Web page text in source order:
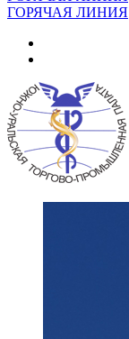
ГОРЯЧАЯ ЛИНИЯ